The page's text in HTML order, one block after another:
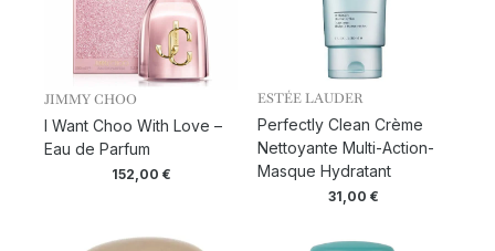
JIMMY CHOO
I Want Choo With Love –
Eau de Parfum
152,00 €
ESTÉE LAUDER
Perfectly Clean Crème
Nettoyante Multi-Action-
Masque Hydratant
31,00€